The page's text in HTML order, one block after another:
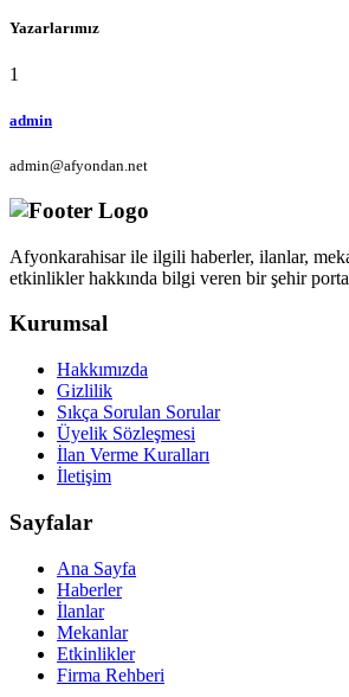
Yazarlarımız
1
admin
admin@afyondan.net
Afyonkarahisar ile ilgili haberler, ilanlar,
etkinlikler hakkında bilgi veren bir şehir
Kurumsal
Hakkımızda
Gizlilik
Sıkça Sorulan Sorular
Üyelik Sözleşmesi
İlan Verme Kuralları
İletişim
Sayfalar
Ana Sayfa
Haberler
İlanlar
Mekanlar
Etkinlikler
Firma Rehberi